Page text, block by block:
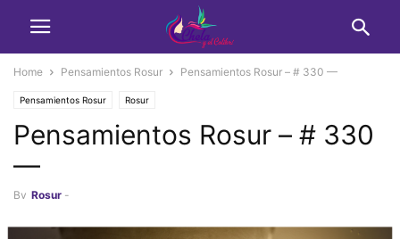
Home Pensamientos Rosur Pensamientos Rosur – # 330 —
Pensamientos Rosur Rosur
Pensamientos Rosur – # 330
—
By Rosur -